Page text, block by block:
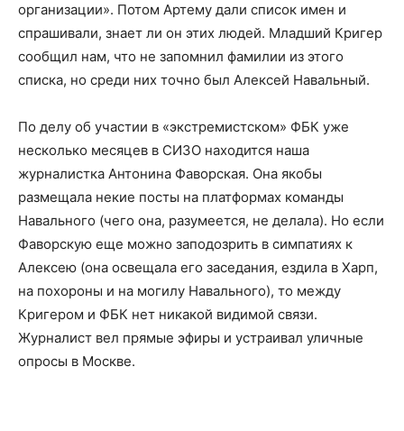
организации». Потом Артему дали список имен и
спрашивали, знает ли он этих людей. Младший Кригер
сообщил нам, что не запомнил фамилии из этого
списка, но среди них точно был Алексей Навальный.
По делу об участии в «экстремистском» ФБК уже
несколько месяцев в СИЗО находится наша
журналистка Антонина Фаворская. Она якобы
размещала некие посты на платформах команды
Навального (чего она, разумеется, не делала). Но если
Фаворскую еще можно заподозрить в симпатиях к
Алексею (она освещала его заседания, ездила в Харп,
на похороны и на могилу Навального), то между
Кригером и ФБК нет никакой видимой связи.
Журналист вел прямые эфиры и устраивал уличные
опросы в Москве.